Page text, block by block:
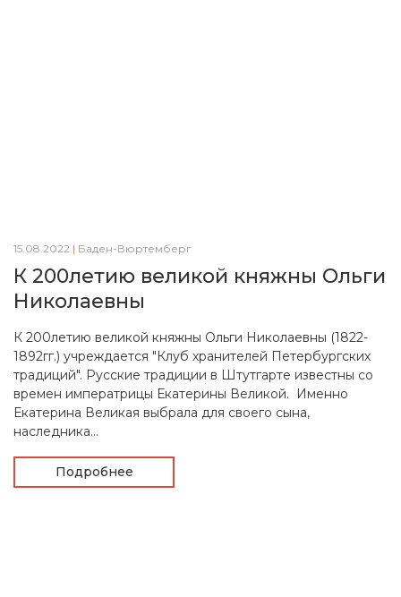
15.08.2022 | Баден-Вюртемберг
К 200летию великой княжны Ольги
Николаевны
К 200летию великой княжны Ольги Николаевны (1822-
1892гг.) учреждается "Клуб хранителей Петербургских
традиций". Русские традиции в Штутгарте известны со
времен императрицы Екатерины Великой. Именно
Екатерина Великая выбрала для своего сына,
наследника...
Подробнее